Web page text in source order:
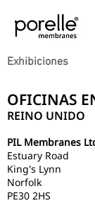
Exhibiciones
OFICINAS
REINO UNIDO
PIL Membranes
Estuary Road
King's Lynn
Norfolk
PE30 2HS